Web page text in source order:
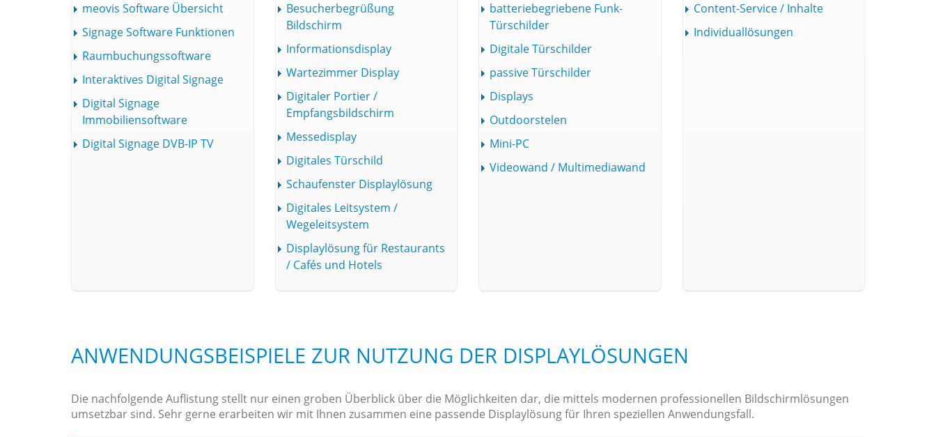
meovis Software Übersicht
Signage Software Funktionen
Raumbuchungssoftware
Interaktives Digital Signage
Digital Signage
Immobiliensoftware
Digital Signage DVB-IP TV
Besucherbegrüßung
Bildschirm
Informationsdisplay
Wartezimmer Display
Digitaler Portier /
Empfangsbildschirm
Messedisplay
Digitales Türschild
Schaufenster Displaylösung
Digitales Leitsystem /
Wegeleitsystem
Displaylösung für Restaurants
/ Cafés und Hotels
batteriebegriebene Funk-
Türschilder
Digitale Türschilder
passive Türschilder
Displays
Outdoorstelen
Mini-PC
Videowand / Multimediawand
Content-Service / Inhalte
Individuallösungen
ANWENDUNGSBEISPIELE ZUR NUTZUNG DER DISPLAYLÖSUNGEN
Die nachfolgende Auflistung stellt nur einen groben Überblick über die Möglichkeiten dar, die mittels modernen professionellen Bildschirmlösungen
umsetzbar sind. Sehr gerne erarbeiten wir mit Ihnen zusammen eine passende Displaylösung für Ihren speziellen Anwendungsfall.